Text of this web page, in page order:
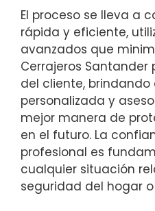
El proceso se lleva a
rápida y eficiente,
avanzados que
Cerrajeros
del cliente,
personalizada y
mejor manera de
en el futuro. La
profesional es
cualquier situación
seguridad del hogar